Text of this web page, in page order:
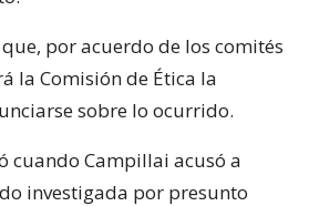
por acuerdo de los comités
la Comisión de Ética la
sobre lo ocurrido.
cuando Campillai acusó a
investigada por presunto